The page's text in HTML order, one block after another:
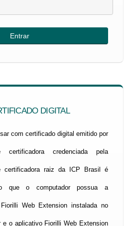
DIGITAL
com certificado digital emitido por
certificadora credenciada pela
certificadora raiz da ICP Brasil é
que o computador possua a
Web Extension instalada no
e o aplicativo Fiorilli Web Extension